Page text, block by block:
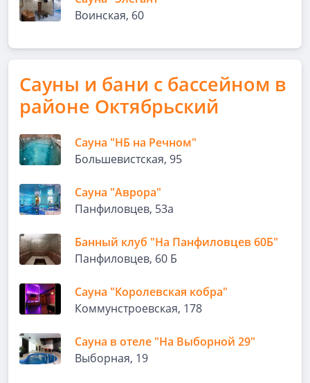
Воинская, 60
Сауны и бани с бассейном в
районе Октябрьский
Сауна "НБ на Речном"
Большевистская, 95
Сауна "Аврора"
Панфиловцев, 53а
Банный клуб "На Панфиловцев 60Б"
Панфиловцев, 60 Б
Сауна "Королевская кобра"
Коммунстроевская, 178
Сауна в отеле "На Выборной 29"
Выборная, 19